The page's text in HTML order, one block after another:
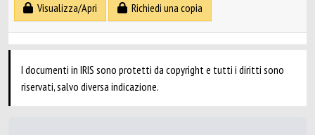
Visualizza/Apri
Richiedi una copia
I documenti in IRIS sono protetti da copyright e tutti i diritti sono
riservati, salvo diversa indicazione.